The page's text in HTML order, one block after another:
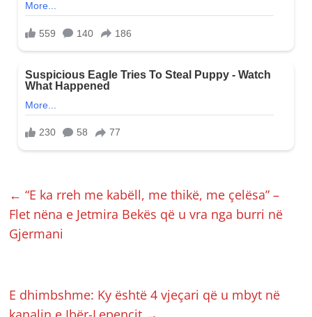
← “E ka rreh me kabëll, me thikë, me çelësa” –
Flet nëna e Jetmira Bekës që u vra nga burri në
Gjermani
E dhimbshme: Ky është 4 vjeçari që u mbyt në